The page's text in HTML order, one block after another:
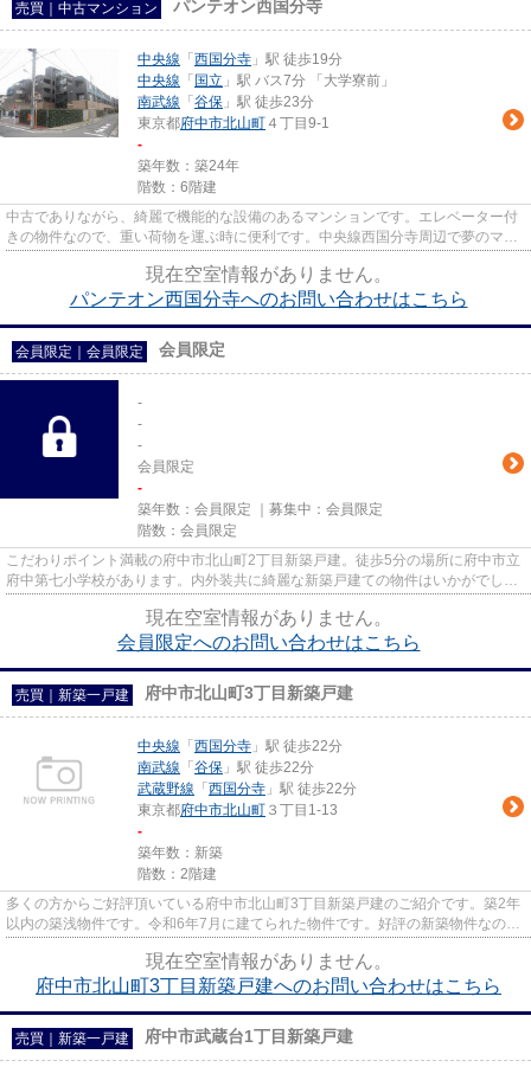
売買｜中古マンション パンテオン西国分寺
中央線 「 西国分寺 」駅 徒歩19分
中央線 「 国立 」駅 バス7分 「大学寮前」
南武線 「 谷保 」駅 徒歩23分
東京都府中市北山町 ４丁目9-1
-
築年数：築24年
階数：6階建
中古でありながら、綺麗で機能的な設備のあるマンションです。エレベーター付
きの物件なので、重い荷物を運ぶ時に便利です。中央線西国分寺周辺で夢のマイ
現在空室情報がありません。
パンテオン西国分寺へのお問い合わせはこちら
会員限定 会員限定 会員限定
-
-
-
会員限定
-
築年数： 会員限定 ｜募集中： 会員限定
階数： 会員限定
こだわりポイント満載の府中市北山町2丁目新築戸建。徒歩5分の場所に府中市立
府中第七小学校があります。内外装共に綺麗な新築戸建ての物件はいかがでしょ
現在空室情報がありません。
会員限定へのお問い合わせはこちら
売買｜新築一戸建 府中市北山町3丁目新築戸建
中央線 「 西国分寺 」駅 徒歩22分
南武線 「 谷保 」駅 徒歩22分
武蔵野線 「 西国分寺 」駅 徒歩22分
東京都府中市北山町 ３丁目1-13
-
築年数：新築
階数：2階建
多くの方からご好評頂いている府中市北山町3丁目新築戸建のご紹介です。築2年
以内の築浅物件です。令和6年7月に建てられた物件です。好評の新築物件なの
現在空室情報がありません。
府中市北山町3丁目新築戸建へのお問い合わせはこちら
売買｜新築一戸建 府中市武蔵台1丁目新築戸建